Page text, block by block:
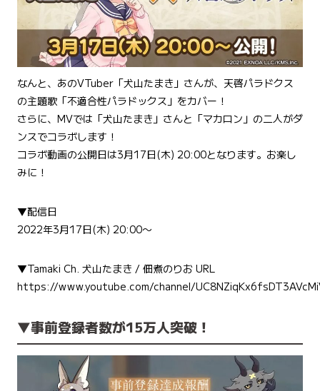
なんと、あのVTuber「犬山たまき」さんが、天啓パラドクス
の主題歌「不適合性パラドックス」をカバー！
さらに、MVでは「犬山たまき」さんと「マカロン」の二人がダ
ンスでコラボします！
コラボ動画の公開日は3月17日(木) 20:00となります。お楽し
みに！
▼配信日
2022年3月17日(木) 20:00〜
▼Tamaki Ch. 犬山たまき / 佃煮のりお URL
https://www.youtube.com/channel/
▼事前登録者数が15万人突破！